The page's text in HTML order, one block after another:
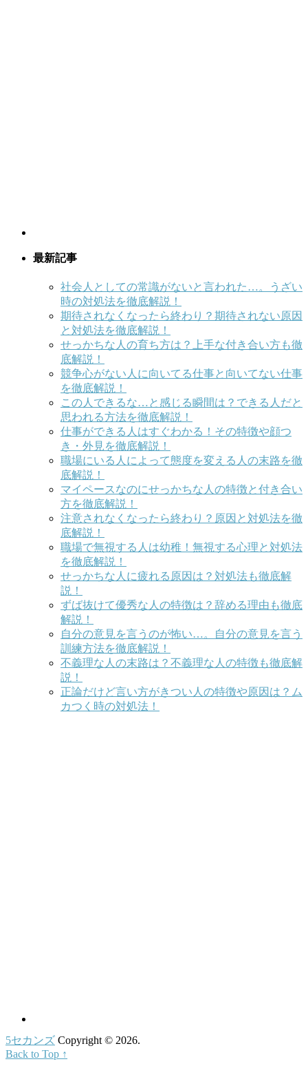
最新記事
社会人としての常識がないと言われた…。うざい
時の対処法を徹底解説！
期待されなくなったら終わり？期待されない原因
と対処法を徹底解説！
せっかちな人の育ち方は？上手な付き合い方も徹
底解説！
競争心がない人に向いてる仕事と向いてない仕事
を徹底解説！
この人できるな…と感じる瞬間は？できる人だと
思われる方法を徹底解説！
仕事ができる人はすぐわかる！その特徴や顔つ
き・外見を徹底解説！
職場にいる人によって態度を変える人の末路を徹
底解説！
マイペースなのにせっかちな人の特徴と付き合い
方を徹底解説！
注意されなくなったら終わり？原因と対処法を徹
底解説！
職場で無視する人は幼稚！無視する心理と対処法
を徹底解説！
せっかちな人に疲れる原因は？対処法も徹底解
説！
ずば抜けて優秀な人の特徴は？辞める理由も徹底
解説！
自分の意見を言うのが怖い…。自分の意見を言う
訓練方法を徹底解説！
不義理な人の末路は？不義理な人の特徴も徹底解
説！
正論だけど言い方がきつい人の特徴や原因は？ム
カつく時の対処法！
5セカンズ Copyright © 2026.
Back to Top ↑